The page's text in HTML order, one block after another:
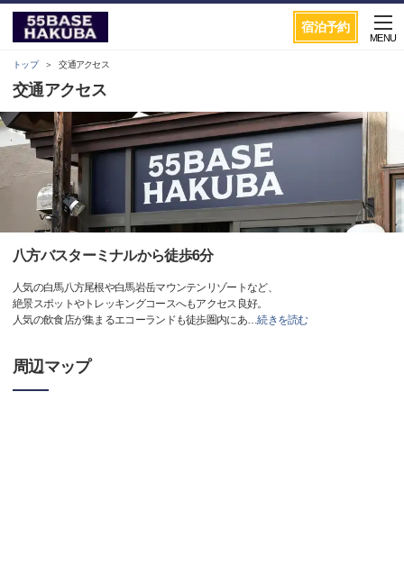
宿泊予約
MENU
トップ 交通アクセス
交通アクセス
八方バスターミナルから徒歩6分
人気の白馬八方尾根や白馬岩岳マウンテンリゾートなど、
絶景スポットやトレッキングコースへもアクセス良好。
人気の飲食店が集まるエコーランドも徒歩圏内にあ…続きを読む
周辺マップ